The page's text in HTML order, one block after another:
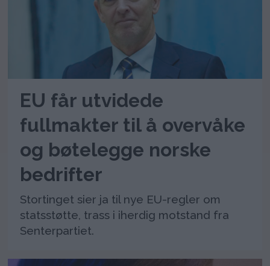
EU får utvidede
fullmakter til å overvåke
og bøtelegge norske
bedrifter
Stortinget sier ja til nye EU-regler om
statsstøtte, trass i iherdig motstand fra
Senterpartiet.